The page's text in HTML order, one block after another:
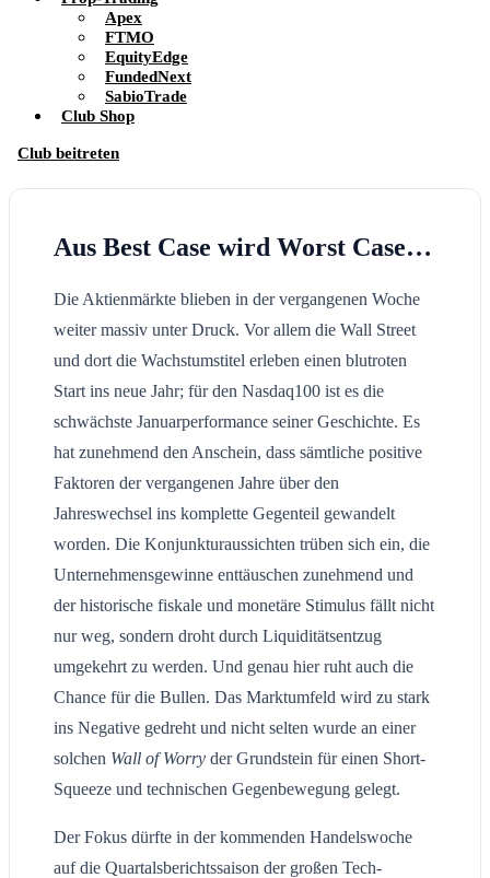
Apex
FTMO
EquityEdge
FundedNext
SabioTrade
Club Shop
Club beitreten
Aus Best Case wird Worst Case…
Die Aktienmärkte blieben in der vergangenen Woche
weiter massiv unter Druck. Vor allem die Wall Street
und dort die Wachstumstitel erleben einen blutroten
Start ins neue Jahr; für den Nasdaq100 ist es die
schwächste Januarperformance seiner Geschichte. Es
hat zunehmend den Anschein, dass sämtliche positive
Faktoren der vergangenen Jahre über den
Jahreswechsel ins komplette Gegenteil gewandelt
worden. Die Konjunkturaussichten trüben sich ein, die
Unternehmensgewinne enttäuschen zunehmend und
der historische fiskale und monetäre Stimulus fällt nicht
nur weg, sondern droht durch Liquiditätsentzug
umgekehrt zu werden. Und genau hier ruht auch die
Chance für die Bullen. Das Marktumfeld wird zu stark
ins Negative gedreht und nicht selten wurde an einer
solchen Wall of Worry der Grundstein für einen Short-
Squeeze und technischen Gegenbewegung gelegt.
Der Fokus dürfte in der kommenden Handelswoche
auf die Quartalsberichtssaison der großen Tech-